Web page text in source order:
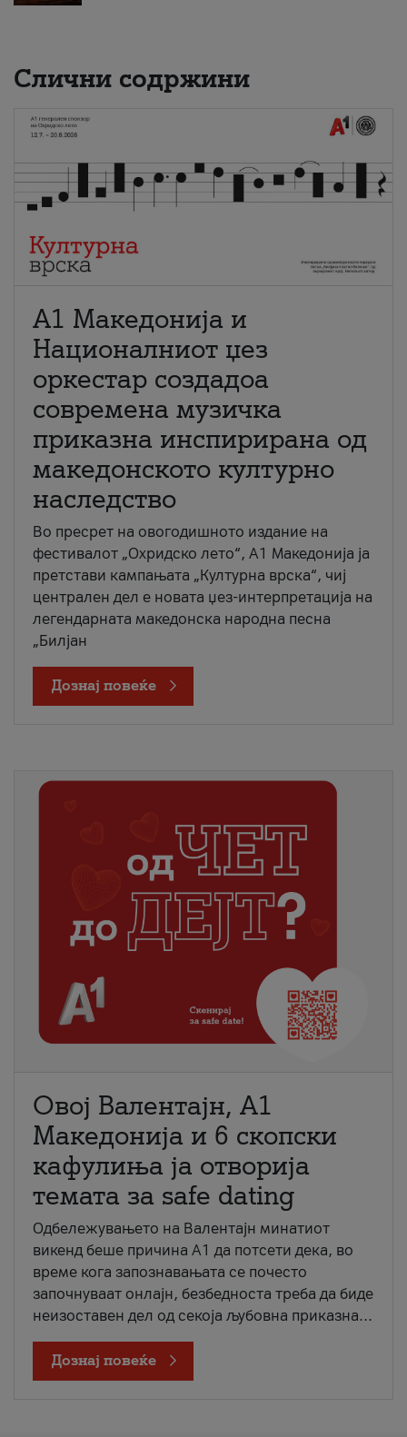
Слични содржини
А1 Македонија и
Националниот џез
оркестар создадоа
современа музичка
приказна инспирирана од
македонското културно
наследство
Во пресрет на овогодишното издание на
фестивалот „Охридско лето“, А1 Македонија ја
претстави кампањата „Културна врска“, чиј
централен дел е новата џез-интерпретација на
легендарната македонска народна песна
„Билјан
Дознај повеќе
Овој Валентајн, A1
Македонија и 6 скопски
кафулиња ја отворија
темата за safe dating
Одбележувањето на Валентајн минатиот
викенд беше причина А1 да потсети дека, во
време кога запознавањата се почесто
започнуваат онлајн, безбедноста треба да биде
неизоставен дел од секоја љубовна приказна...
Дознај повеќе